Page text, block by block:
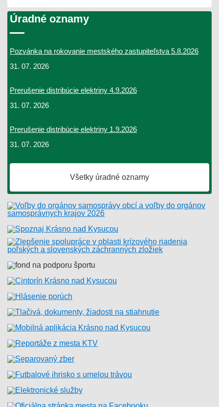
Úradné oznamy
Pozvánka na rokovanie mestského zastupiteľstva 5.8.2026
31. 07. 2026
Prerušenie distribúcie elektriny 4.9.2026
31. 07. 2026
Prerušenie distribúcie elektriny 1.9.2026
31. 07. 2026
Všetky úradné oznamy